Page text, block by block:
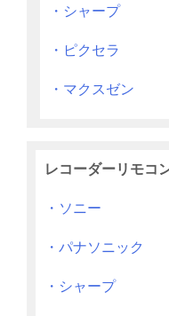
・シャープ
・ピクセラ
・マクスゼン
レコーダーリモコ
・ソニー
・パナソニック
・シャープ